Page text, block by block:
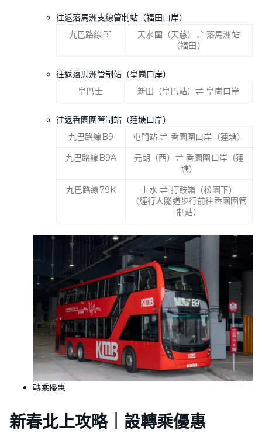
往返落馬洲支線管制站（福田口岸）
九巴路線B1
天水圍（天慈）⇌ 落馬洲站
（福田）
往返落馬洲管制站（皇崗口岸）
皇巴士
新田（皇巴站）⇌ 皇崗口岸
往返香園圍管制站（蓮塘口岸）
九巴路線B9
屯門站 ⇌ 香園圍口岸（蓮塘）
九巴路線B9A
元朗（西）⇌ 香園圍口岸（蓮
塘）
九巴路線79K
上水 ⇌ 打鼓嶺（松園下）
（經行人隧道步行前往香園圍管
制站）
轉乘優惠
新春北上攻略｜設轉乘優惠